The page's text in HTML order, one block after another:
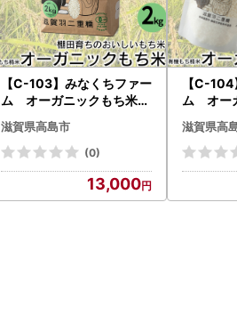
【C-103】みなくちファー
ム オーガニックもち米
滋賀羽二重糯 有機もち精
米 2kg［高島屋選定品］
滋賀県高島市
(0)
13,000
【C-
ム オー
滋賀羽
米 300g
高島屋選
滋賀県高